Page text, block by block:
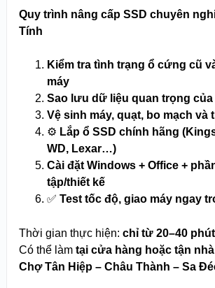
Quy trình nâng cấp SSD chuyên
Tính
Kiểm tra tình trạng ổ cứng cũ
máy
Sao lưu dữ liệu quan trọng
Vệ sinh máy, quạt, bo mạch và
⚙️ Lắp ổ SSD chính hãng
WD, Lexar…)
Cài đặt Windows + Office +
tập/thiết kế
✅ Test tốc độ, giao máy ngay
Thời gian thực hiện: chỉ từ 20–40 phút
Có thể làm tại cửa hàng hoặc tận
Chợ Tân Hiệp – Châu Thành – Sa